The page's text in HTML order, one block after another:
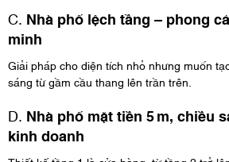
C. Nhà phố lệch tầng – phong
minh
Giải pháp cho diện tích nhỏ nhưng muốn
sáng từ gầm cầu thang lên trần trên.
D. Nhà phố mặt tiền 5 m, chiều
kinh doanh